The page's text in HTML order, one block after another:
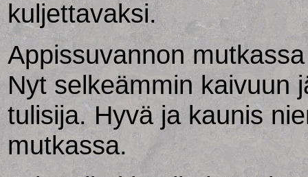
kuljettavaksi.
Appissuvannon
Nyt selkeämmin kaivuun
tulisija. Hyvä ja kaunis
mutkassa.